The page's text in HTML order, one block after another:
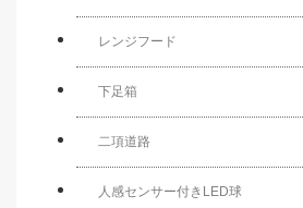
レンジフード
下足箱
二項道路
人感センサー付きLED球